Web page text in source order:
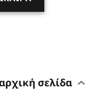
σελίδα